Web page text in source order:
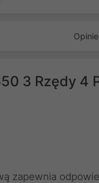
Opinie
3 Rzędy 4
zapewnia